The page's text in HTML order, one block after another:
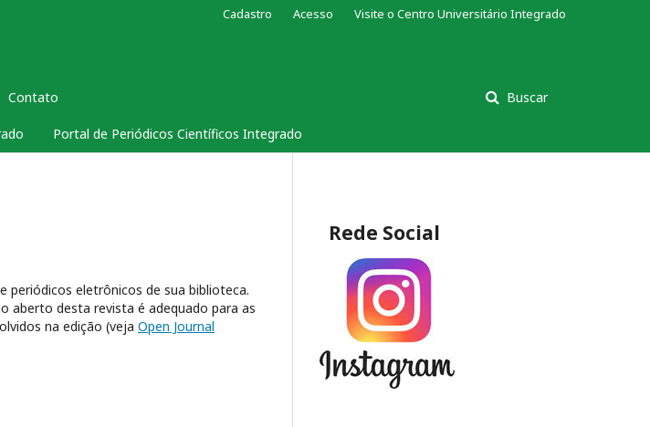
Contato
Portal de Periódicos Científicos Integrado
Buscar
Cadastro Acesso Visite o Centro Universitário Integrado
periódicos eletrônicos de sua biblioteca.
aberto desta revista é adequado para as
na edição (veja Open Journal
Rede Social